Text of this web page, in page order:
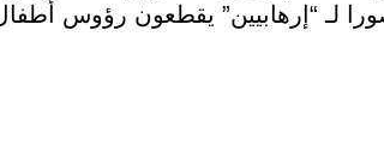
لـ “إرهابيين” يقطعون رؤوس